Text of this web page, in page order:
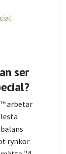
ser
arbetar
rynkor